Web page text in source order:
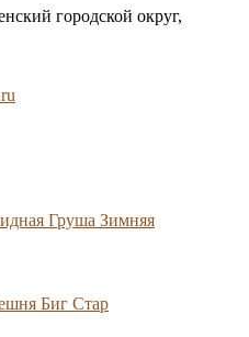
городской округ,
Груша Зимняя
Биг Стар